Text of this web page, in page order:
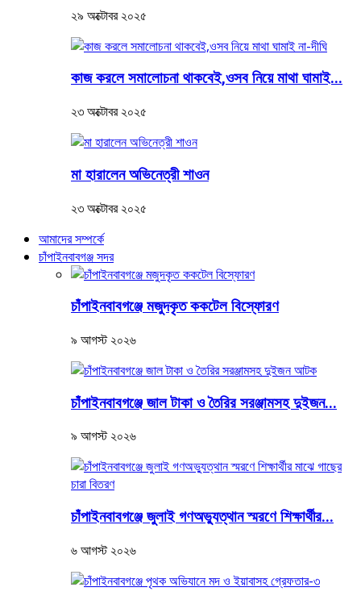
২৯ অক্টোবর ২০২৫
কাজ করলে সমালোচনা থাকবেই,ওসব নিয়ে মাথা ঘামাই...
২৩ অক্টোবর ২০২৫
মা হারালেন অভিনেত্রী শাওন
২৩ অক্টোবর ২০২৫
আমাদের সম্পর্কে
চাঁপাইনবাবগঞ্জ সদর
চাঁপাইনবাবগঞ্জে মজুদকৃত ককটেল বিস্ফোরণ
৯ আগস্ট ২০২৬
চাঁপাইনবাবগঞ্জে জাল টাকা ও তৈরির সরঞ্জামসহ দুইজন...
৯ আগস্ট ২০২৬
চাঁপাইনবাবগঞ্জে জুলাই গণঅভ্যুত্থান স্মরণে শিক্ষার্থীর...
৬ আগস্ট ২০২৬